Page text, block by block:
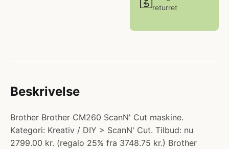
returret
Beskrivelse
Brother Brother CM260 ScanN' Cut maskine.
Kategori: Kreativ / DIY > ScanN' Cut. Tilbud: nu
2799.00 kr. (regalo 25% fra 3748.75 kr.) Brother